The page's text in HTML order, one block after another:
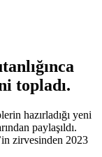
topladı.
hazırladığı yeni
paylaşıldı.
zirvesinden 2023